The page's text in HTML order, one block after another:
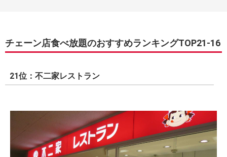
チェーン店食べ放題のおすすめランキングTOP21-16
21位：不二家レストラン